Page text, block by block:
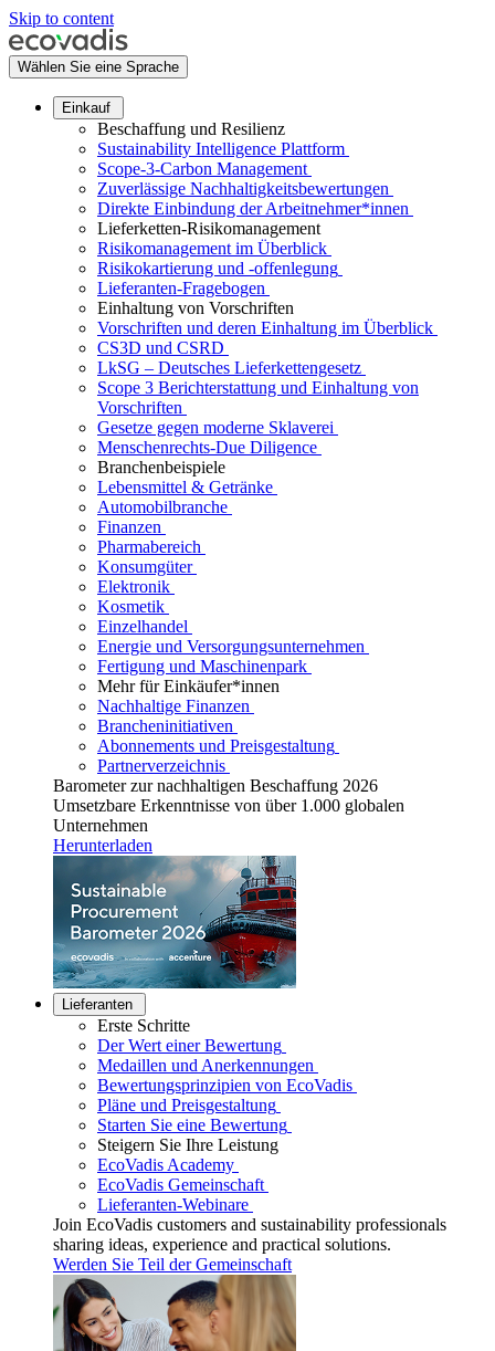
Skip to content
Wählen Sie eine Sprache
Einkauf
Beschaffung und Resilienz
Sustainability Intelligence Plattform
Scope-3-Carbon Management
Zuverlässige Nachhaltigkeitsbewertungen
Direkte Einbindung der Arbeitnehmer*innen
Lieferketten-Risikomanagement
Risikomanagement im Überblick
Risikokartierung und -offenlegung
Lieferanten-Fragebogen
Einhaltung von Vorschriften
Vorschriften und deren Einhaltung im Überblick
CS3D und CSRD
LkSG – Deutsches Lieferkettengesetz
Scope 3 Berichterstattung und Einhaltung von
Vorschriften
Gesetze gegen moderne Sklaverei
Menschenrechts-Due Diligence
Branchenbeispiele
Lebensmittel & Getränke
Automobilbranche
Finanzen
Pharmabereich
Konsumgüter
Elektronik
Kosmetik
Einzelhandel
Energie und Versorgungsunternehmen
Fertigung und Maschinenpark
Mehr für Einkäufer*innen
Nachhaltige Finanzen
Brancheninitiativen
Abonnements und Preisgestaltung
Partnerverzeichnis
Barometer zur nachhaltigen Beschaffung 2026
Umsetzbare Erkenntnisse von über 1.000 globalen
Unternehmen
Herunterladen
Lieferanten
Erste Schritte
Der Wert einer Bewertung
Medaillen und Anerkennungen
Bewertungsprinzipien von EcoVadis
Pläne und Preisgestaltung
Starten Sie eine Bewertung
Steigern Sie Ihre Leistung
EcoVadis Academy
EcoVadis Gemeinschaft
Lieferanten-Webinare
Join EcoVadis customers and sustainability professionals
sharing ideas, experience and practical solutions.
Werden Sie Teil der Gemeinschaft